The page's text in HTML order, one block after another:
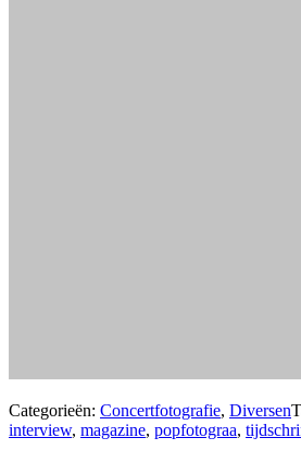
Categorieën: Concertfotografie, Diversen
interview, magazine, popfotograa,